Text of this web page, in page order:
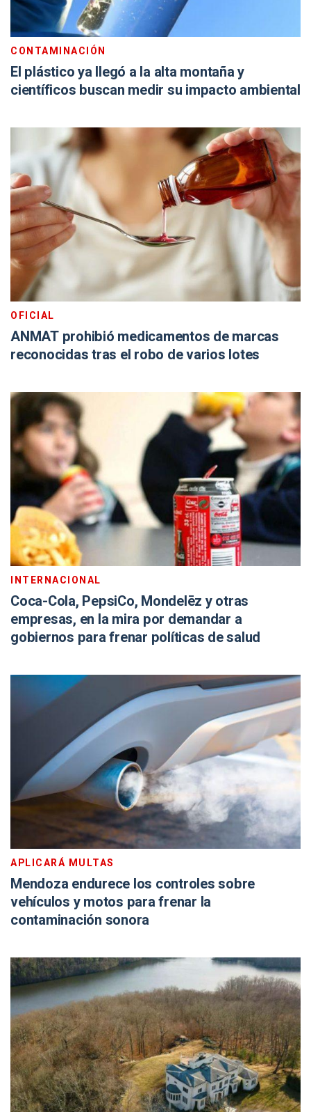
CONTAMINACIÓN
El plástico ya llegó a la alta montaña y
científicos buscan medir su impacto ambiental
OFICIAL
ANMAT prohibió medicamentos de marcas
reconocidas tras el robo de varios lotes
INTERNACIONAL
Coca-Cola, PepsiCo, Mondelēz y otras
empresas, en la mira por demandar a
gobiernos para frenar políticas de salud
APLICARÁ MULTAS
Mendoza endurece los controles sobre
vehículos y motos para frenar la
contaminación sonora